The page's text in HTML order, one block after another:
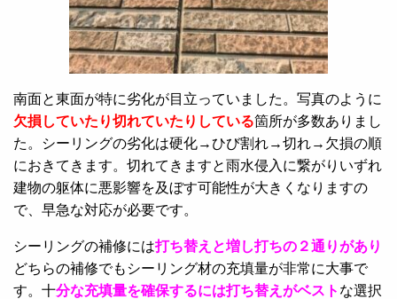
南面と東面が特に劣化が目立っていました。写真のように
欠損していたり切れていたりしている箇所が多数ありまし
た。シーリングの劣化は硬化→ひび割れ→切れ→欠損の順
におきてきます。切れてきますと雨水侵入に繋がりいずれ
建物の躯体に悪影響を及ぼす可能性が大きくなりますの
で、早急な対応が必要です。
シーリングの補修には打ち替えと増し打ちの２通りがあり
どちらの補修でもシーリング材の充填量が非常に大事で
す。十分な充填量を確保するには打ち替えがベスト な選択